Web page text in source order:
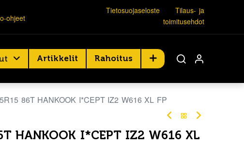
ohjeet
Tietosuojaseloste
Tilaus- ja
toimitusehdot
Artikkelit Rahoitus
86T HANKOOK I*CEPT IZ2 W616 XL FP
HANKOOK I*CEPT IZ2 W616 XL